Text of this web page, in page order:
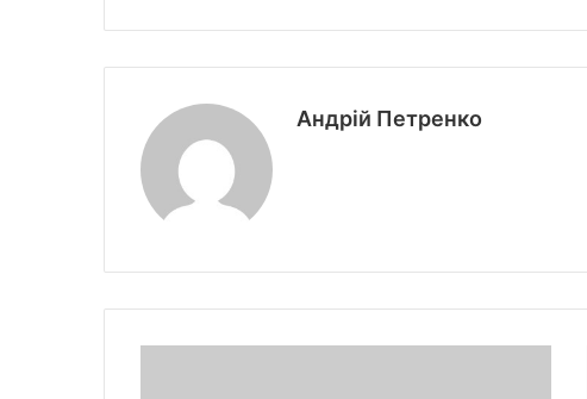
Андрій Петренко